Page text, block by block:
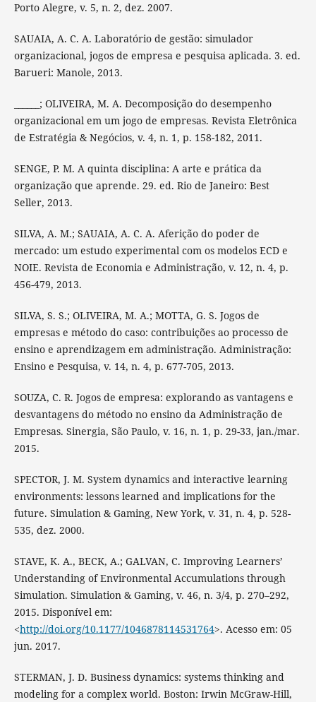
Porto Alegre, v. 5, n. 2, dez. 2007.
SAUAIA, A. C. A. Laboratório de gestão: simulador
organizacional, jogos de empresa e pesquisa aplicada. 3. ed.
Barueri: Manole, 2013.
______; OLIVEIRA, M. A. Decomposição do desempenho
organizacional em um jogo de empresas. Revista Eletrônica
de Estratégia & Negócios, v. 4, n. 1, p. 158-182, 2011.
SENGE, P. M. A quinta disciplina: A arte e prática da
organização que aprende. 29. ed. Rio de Janeiro: Best
Seller, 2013.
SILVA, A. M.; SAUAIA, A. C. A. Aferição do poder de
mercado: um estudo experimental com os modelos ECD e
NOIE. Revista de Economia e Administração, v. 12, n. 4, p.
456-479, 2013.
SILVA, S. S.; OLIVEIRA, M. A.; MOTTA, G. S. Jogos de
empresas e método do caso: contribuições ao processo de
ensino e aprendizagem em administração. Administração:
Ensino e Pesquisa, v. 14, n. 4, p. 677-705, 2013.
SOUZA, C. R. Jogos de empresa: explorando as vantagens e
desvantagens do método no ensino da Administração de
Empresas. Sinergia, São Paulo, v. 16, n. 1, p. 29-33, jan./mar.
2015.
SPECTOR, J. M. System dynamics and interactive learning
environments: lessons learned and implications for the
future. Simulation & Gaming, New York, v. 31, n. 4, p. 528-
535, dez. 2000.
STAVE, K. A., BECK, A.; GALVAN, C. Improving Learners’
Understanding of Environmental Accumulations through
Simulation. Simulation & Gaming, v. 46, n. 3/4, p. 270–292,
2015. Disponível em:
<http://doi.org/10.1177/1046878114531764>. Acesso em: 05
jun. 2017.
STERMAN, J. D. Business dynamics: systems thinking and
modeling for a complex world. Boston: Irwin McGraw-Hill,